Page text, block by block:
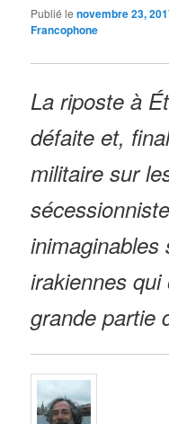
Publié lenovembre 23,
Francophone
La riposte à
défaite et,
militaire sur
inimaginables
irakiennes
grande partie